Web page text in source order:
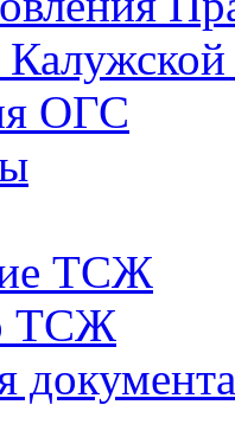
ОГС
ТСЖ
ТСЖ